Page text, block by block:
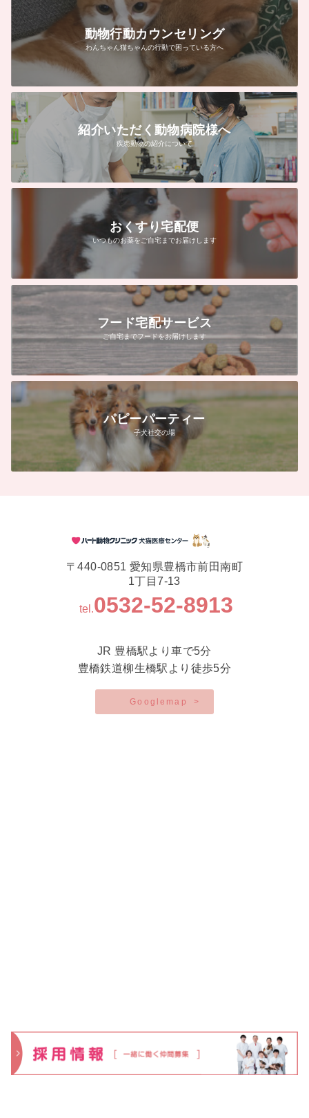
動物行動カウンセリング
わんちゃん猫ちゃんの行動で困っている方へ
紹介いただく動物病院様へ
疾患動物の紹介について
おくすり宅配便
いつものお薬をご自宅までお届けします
フード宅配サービス
ご自宅までフードをお届けします
パピーパーティー
子犬社交の場
〒440-0851 愛知県豊橋市前田南町
1丁目7-13
tel.0532-52-8913
JR 豊橋駅より車で5分
豊橋鉄道柳生橋駅より徒歩5分
Googlemap >